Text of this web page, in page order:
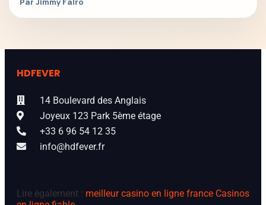
HDFEVER
14 Boulevard des Anglais
Joyeux 123 Park 5ème étage
+33 6 96 54 12 35
info@hdfever.fr
Lire également : meilleur casino en ligne france Casinos